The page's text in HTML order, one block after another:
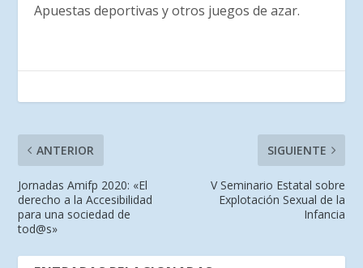
Apuestas deportivas y otros juegos de azar.
ANTERIOR
Jornadas Amifp 2020: «El
derecho a la Accesibilidad
para una sociedad de
tod@s»
SIGUIENTE
V Seminario Estatal sobre
Explotación Sexual de la
Infancia